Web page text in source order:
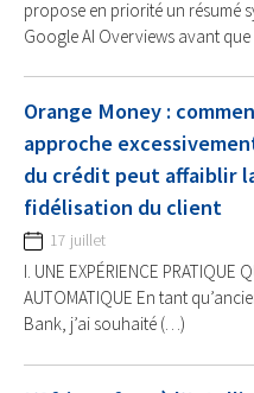
propose en priorité un résumé
Google AI Overviews avant
Orange Money :
approche
du crédit peut affaiblir
fidélisation du client
17 juillet
I. UNE EXPÉRIENCE PRATIQUE
AUTOMATIQUE En tant
Bank, j’ai souhaité (…)